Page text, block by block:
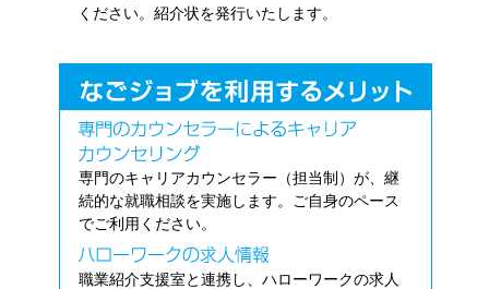
ください。紹介状を発行いたします。
専門のキャリアカウンセラー（担当制）が、継
続的な就職相談を実施します。ご自身のペース
でご利用ください。
職業紹介支援室と連携し、ハローワークの求人